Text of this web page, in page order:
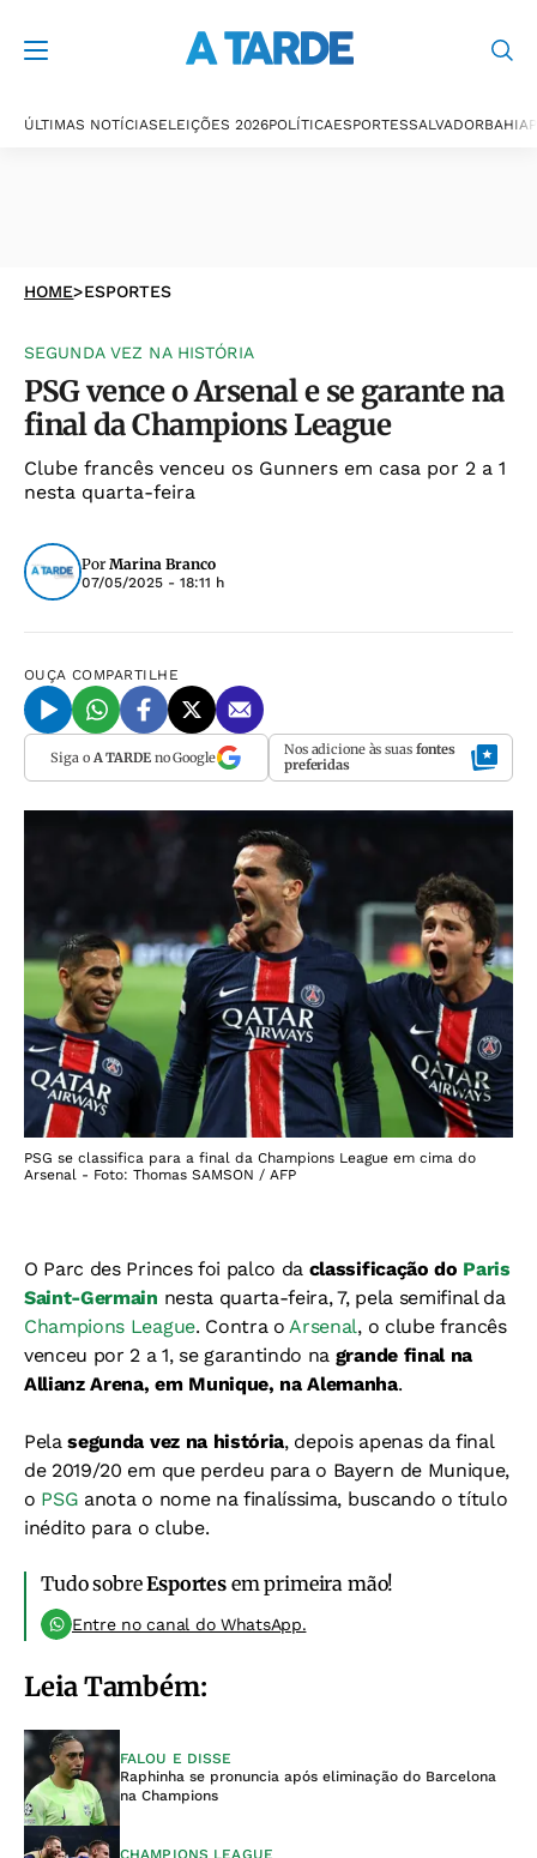
ÚLTIMAS NOTÍCIASELEIÇÕES 2026POLÍTICAESPORTESSALVADORBAHIA
HOME>ESPORTES
SEGUNDA VEZ NA HISTÓRIA
PSG vence o Arsenal e se garante na
final da Champions League
Clube francês venceu os Gunners em casa por 2 a 1
nesta quarta-feira
Por Marina Branco
07/05/2025 - 18:11 h
OUÇA COMPARTILHE
Siga o A TARDEno Google Nos adicione às suas fontes
preferidas
PSG se classifica para a final da Champions League em cima do
Arsenal - Foto: Thomas SAMSON / AFP
O Parc des Princes foi palco da classificação do Paris
Saint-Germain nesta quarta-feira, 7, pela semifinal da
Champions League. Contra o Arsenal, o clube francês
venceu por 2 a 1, se garantindo na grande final na
Allianz Arena, em Munique, na Alemanha.
Pelasegunda vez na história, depois apenas da final
de 2019/20 em que perdeu para o Bayern de Munique,
o PSG anota o nome na finalíssima, buscando o título
inédito para o clube.
Tudo sobreEsportesem primeira mão!
Entre no canal do WhatsApp.
Leia Também:
FALOU E DISSE
Raphinha se pronuncia após eliminação do Barcelona
na Champions
CHAMPIONS LEAGUE